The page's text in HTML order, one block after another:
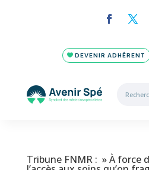
DEVENIR ADHÉRENT
Tribune FNMR : » À force